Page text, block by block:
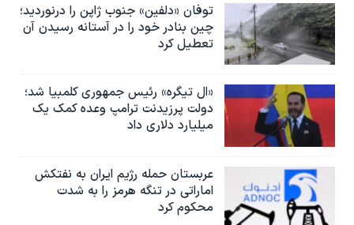
توفان «دلفین» جنوب ژاپن را درنوردید؛
چین بنادر خود را در آستانه رسیدن آن
تعطیل کرد
«ال تیگره» رئیس جمهوری کلمبیا شد؛
دولت پرزیدنت ترامپ وعده کمک یک
میلیارد دلاری داد
عربستان حمله رژیم ایران به نفتکش
اماراتی در تنگه هرمز را به‌ شدت
محکوم کرد